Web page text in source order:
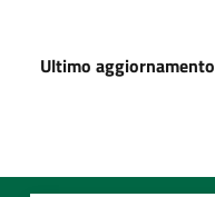
Ultimo aggiornamento